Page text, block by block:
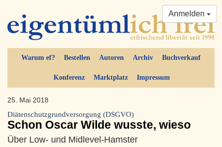
Warum ef? Bestellen Autoren Archiv Buchverkauf
Konferenz Marktplatz Impressum
Anmelden
25. Mai 2018
Diätenschutzgrundversorgung (DSGVO)
Schon Oscar Wilde wusste, wieso
Über Low- und Midlevel-Hamster